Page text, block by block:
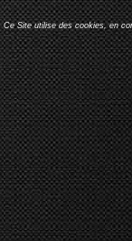
Ce Site utilise des cookies, en